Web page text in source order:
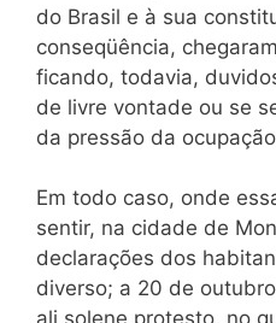
do Brasil e à sua
conseqüência,
ficando, todavia,
de livre vontade ou se
da pressão da
Em todo caso, onde
sentir, na cidade de
declarações dos
diverso; a 20 de
ali solene protesto, no